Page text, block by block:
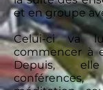
et en groupe
Celui-ci va
commencer à
Depuis,